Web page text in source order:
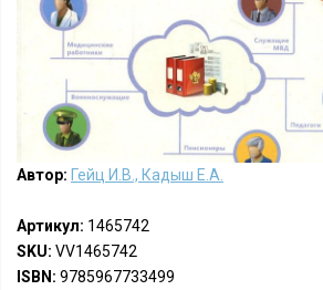
Автор: Гейц И.В., Кадыш Е.А.
Артикул: 1465742
SKU: VV1465742
ISBN: 9785967733499